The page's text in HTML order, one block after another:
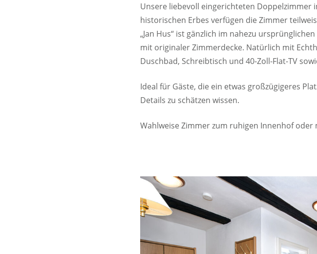
Unsere liebevoll eingerichteten Doppelzimmer
historischen Erbes verfügen die Zimmer
„Jan Hus“ ist gänzlich im nahezu
mit originaler Zimmerdecke. Natürlich mit
Duschbad, Schreibtisch und 40-Zoll-Flat-TV
Ideal für Gäste, die ein etwas großzügigeres
Details zu schätzen wissen.
Wahlweise Zimmer zum ruhigen Innenhof oder